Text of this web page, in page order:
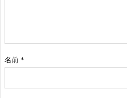
名前 *